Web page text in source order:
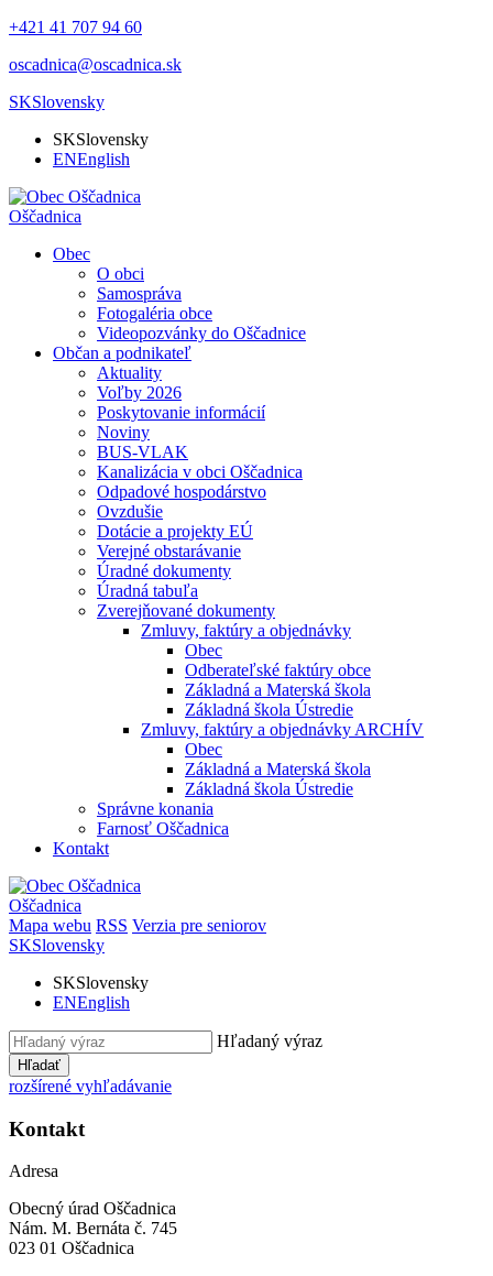
+421 41 707 94 60
oscadnica@oscadnica.sk
SKSlovensky
SKSlovensky
ENEnglish
Oščadnica
Obec
O obci
Samospráva
Fotogaléria obce
Videopozvánky do Oščadnice
Občan a podnikateľ
Aktuality
Voľby 2026
Poskytovanie informácií
Noviny
BUS-VLAK
Kanalizácia v obci Oščadnica
Odpadové hospodárstvo
Ovzdušie
Dotácie a projekty EÚ
Verejné obstarávanie
Úradné dokumenty
Úradná tabuľa
Zverejňované dokumenty
Zmluvy, faktúry a objednávky
Obec
Odberateľské faktúry obce
Základná a Materská škola
Základná škola Ústredie
Zmluvy, faktúry a objednávky ARCHÍV
Obec
Základná a Materská škola
Základná škola Ústredie
Správne konania
Farnosť Oščadnica
Kontakt
Oščadnica
Mapa webu RSS Verzia pre seniorov
SKSlovensky
SKSlovensky
ENEnglish
Hľadaný výraz
Hľadať
rozšírené vyhľadávanie
Kontakt
Adresa
Obecný úrad Oščadnica
Nám. M. Bernáta č. 745
023 01 Oščadnica